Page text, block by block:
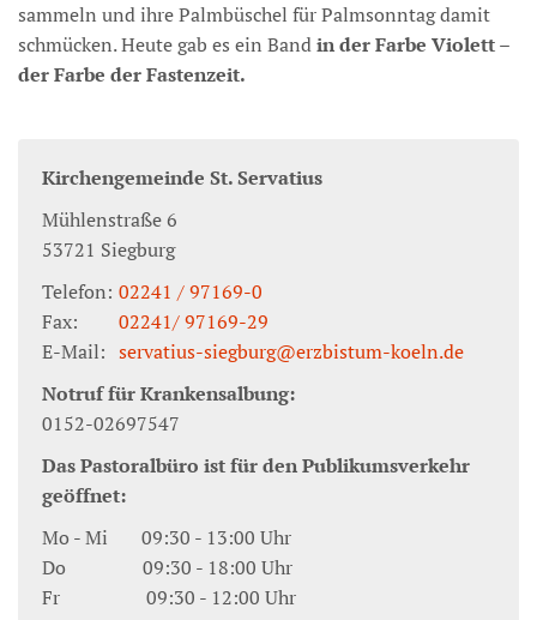
sammeln und ihre Palmbüschel für Palmsonntag damit
schmücken. Heute gab es ein Bandin der Farbe Violett –
der Farbe der Fastenzeit.
Kirchengemeinde St. Servatius
Mühlenstraße 6
53721 Siegburg
Telefon: 02241 / 97169-0
Fax:
02241/ 97169-29
E-Mail: servatius-siegburg@erzbistum-koeln.de
Notruf für Krankensalbung:
0152-02697547
Das Pastoralbüro ist für den Publikumsverkehr
geöffnet:
Mo - Mi 09:30 - 13:00 Uhr
Do 09:30 - 18:00 Uhr
Fr 09:30 - 12:00 Uhr